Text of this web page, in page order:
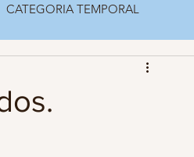
CATEGORIA TEMPORAL